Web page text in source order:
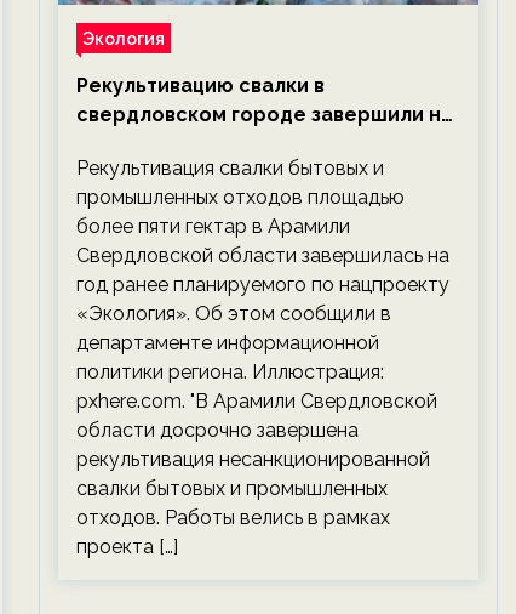
Экология
Рекультивацию свалки в
свердловском городе завершили на
новости экологии на ECOportal
Рекультивация свалки бытовых и
промышленных отходов площадью
более пяти гектар в Арамили
Свердловской области завершилась на
год ранее планируемого по нацпроекту
«Экология». Об этом сообщили в
департаменте информационной
политики региона. Иллюстрация:
pxhere.com. "В Арамили Свердловской
области досрочно завершена
рекультивация несанкционированной
свалки бытовых и промышленных
отходов. Работы велись в рамках
проекта […]